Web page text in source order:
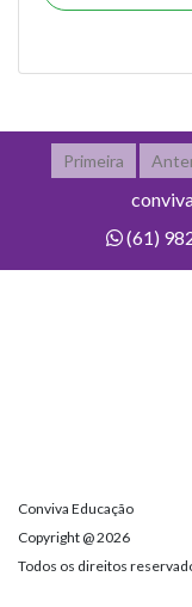
Primeira
(61)
Conviva Educação
Copyright @ 2026
Todos os direitos